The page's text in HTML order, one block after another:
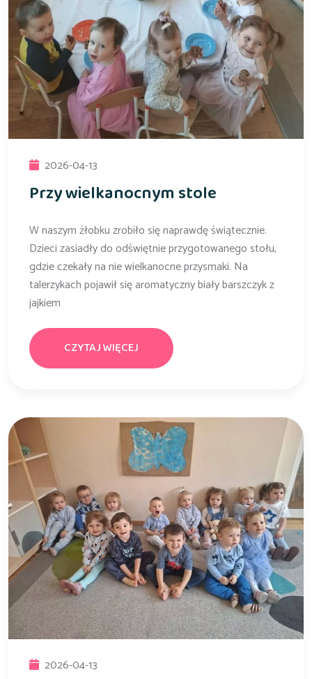
2026-04-13
Przy wielkanocnym stole
W naszym żłobku zrobiło się naprawdę świątecznie.
Dzieci zasiadły do odświętnie przygotowanego stołu,
gdzie czekały na nie wielkanocne przysmaki. Na
talerzykach pojawił się aromatyczny biały barszczyk z
jajkiem
CZYTAJ WIĘCEJ
2026-04-13